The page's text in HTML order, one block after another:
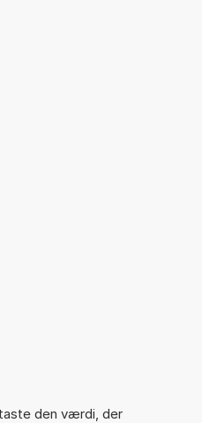
den værdi, der